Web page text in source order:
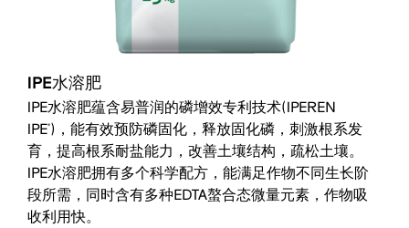
IPE水溶肥
IPE水溶肥蕴含易普润的磷增效专利技术(IPEREN
IPE®)，能有效预防磷固化，释放固化磷，刺激根系发
育，提高根系耐盐能力，改善土壤结构，疏松土壤。
IPE水溶肥拥有多个科学配方，能满足作物不同生长阶
段所需，同时含有多种EDTA螯合态微量元素，作物吸
收利用快。